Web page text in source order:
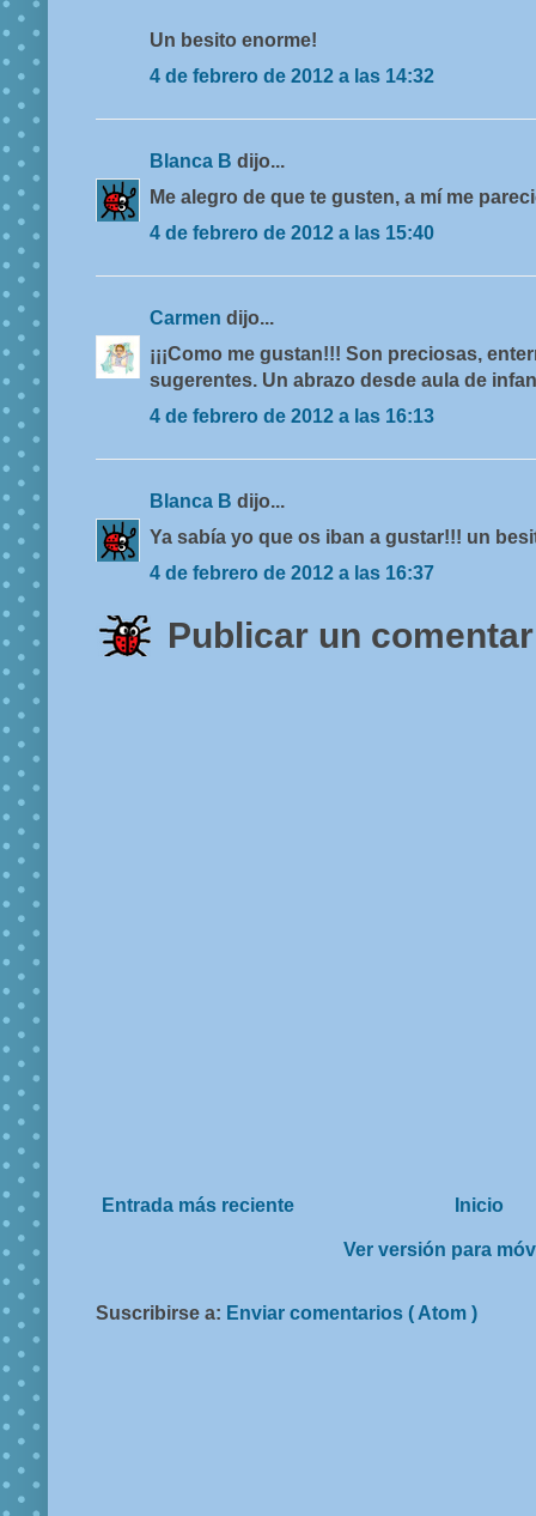
Un besito enorme!
4 de febrero de 2012 a las 14:32
Blanca B dijo...
Me alegro de que te gusten, a mí me
4 de febrero de 2012 a las 15:40
Carmen dijo...
¡¡¡Como me gustan!!! Son preciosas,
sugerentes. Un abrazo desde aula de
4 de febrero de 2012 a las 16:13
Blanca B dijo...
Ya sabía yo que os iban a gustar!!! un
4 de febrero de 2012 a las 16:37
Publicar un
Entrada más reciente Inicio
Ver versión para
Suscribirse a: Enviar comentarios ( Atom )